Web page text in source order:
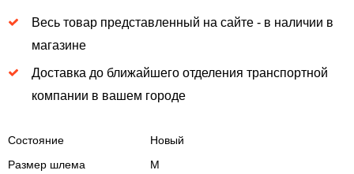
Весь товар представленный на сайте - в наличии в
магазине
Доставка до ближайшего отделения транспортной
компании в вашем городе
Состояние
Новый
Размер шлема
M